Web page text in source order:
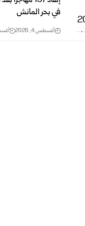
في بحر المانش
أغسطس 4, 2026 أغسطس